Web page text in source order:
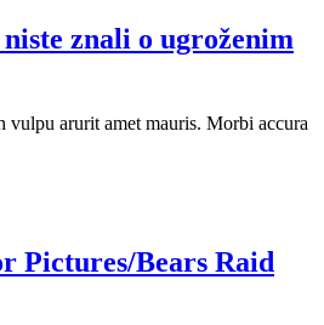
znali o ugroženim
vulpu arurit amet mauris. Morbi accura
Pictures/Bears Raid